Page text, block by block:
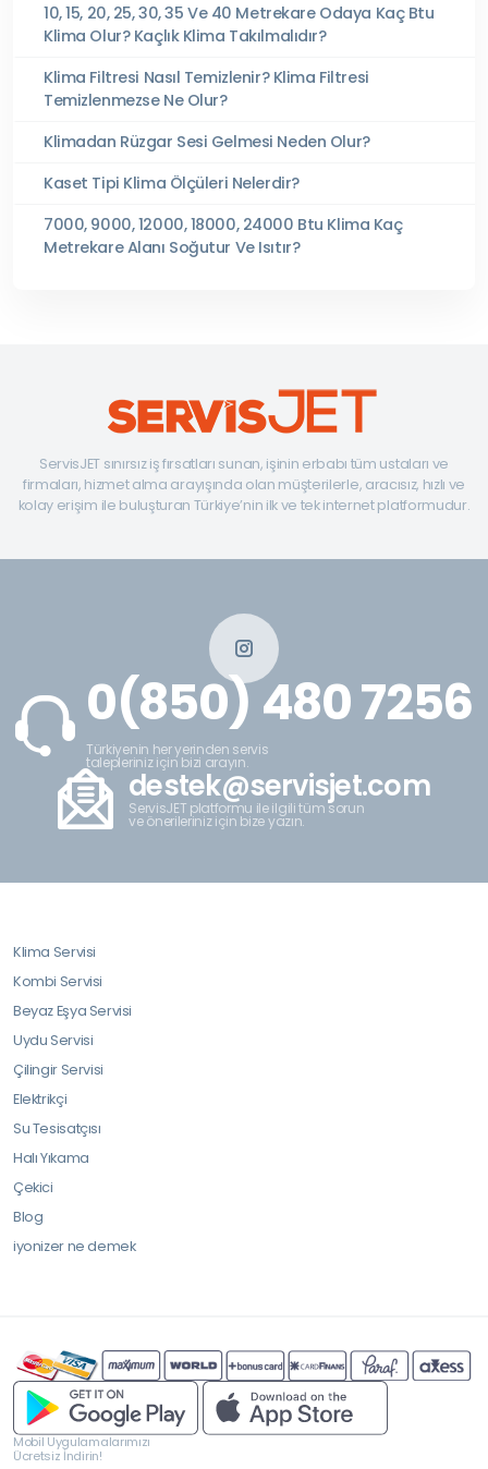
10, 15, 20, 25, 30, 35 Ve 40 Metrekare Odaya Kaç Btu
Klima Olur? Kaçlık Klima Takılmalıdır?
Klima Filtresi Nasıl Temizlenir? Klima Filtresi
Temizlenmezse Ne Olur?
Klimadan Rüzgar Sesi Gelmesi Neden Olur?
Kaset Tipi Klima Ölçüleri Nelerdir?
7000, 9000, 12000, 18000, 24000 Btu Klima Kaç
Metrekare Alanı Soğutur Ve Isıtır?
ServisJET sınırsız iş fırsatları sunan, işinin erbabı tüm ustaları ve
firmaları, hizmet alma arayışında olan müşterilerle, aracısız, hızlı ve
kolay erişim ile buluşturan Türkiye’nin ilk ve tek internet platformudur.
0(850) 480 7256
Türkiyenin her yerinden servis
talepleriniz için bizi arayın.
destek@servisjet.com
ServisJET platformu ile ilgili tüm sorun
ve önerileriniz için bize yazın.
Klima Servisi
Kombi Servisi
Beyaz Eşya Servisi
Uydu Servisi
Çilingir Servisi
Elektrikçi
Su Tesisatçısı
Halı Yıkama
Çekici
Blog
iyonizer ne demek
Mobil Uygulamalarımızı
Ücretsiz İndirin!